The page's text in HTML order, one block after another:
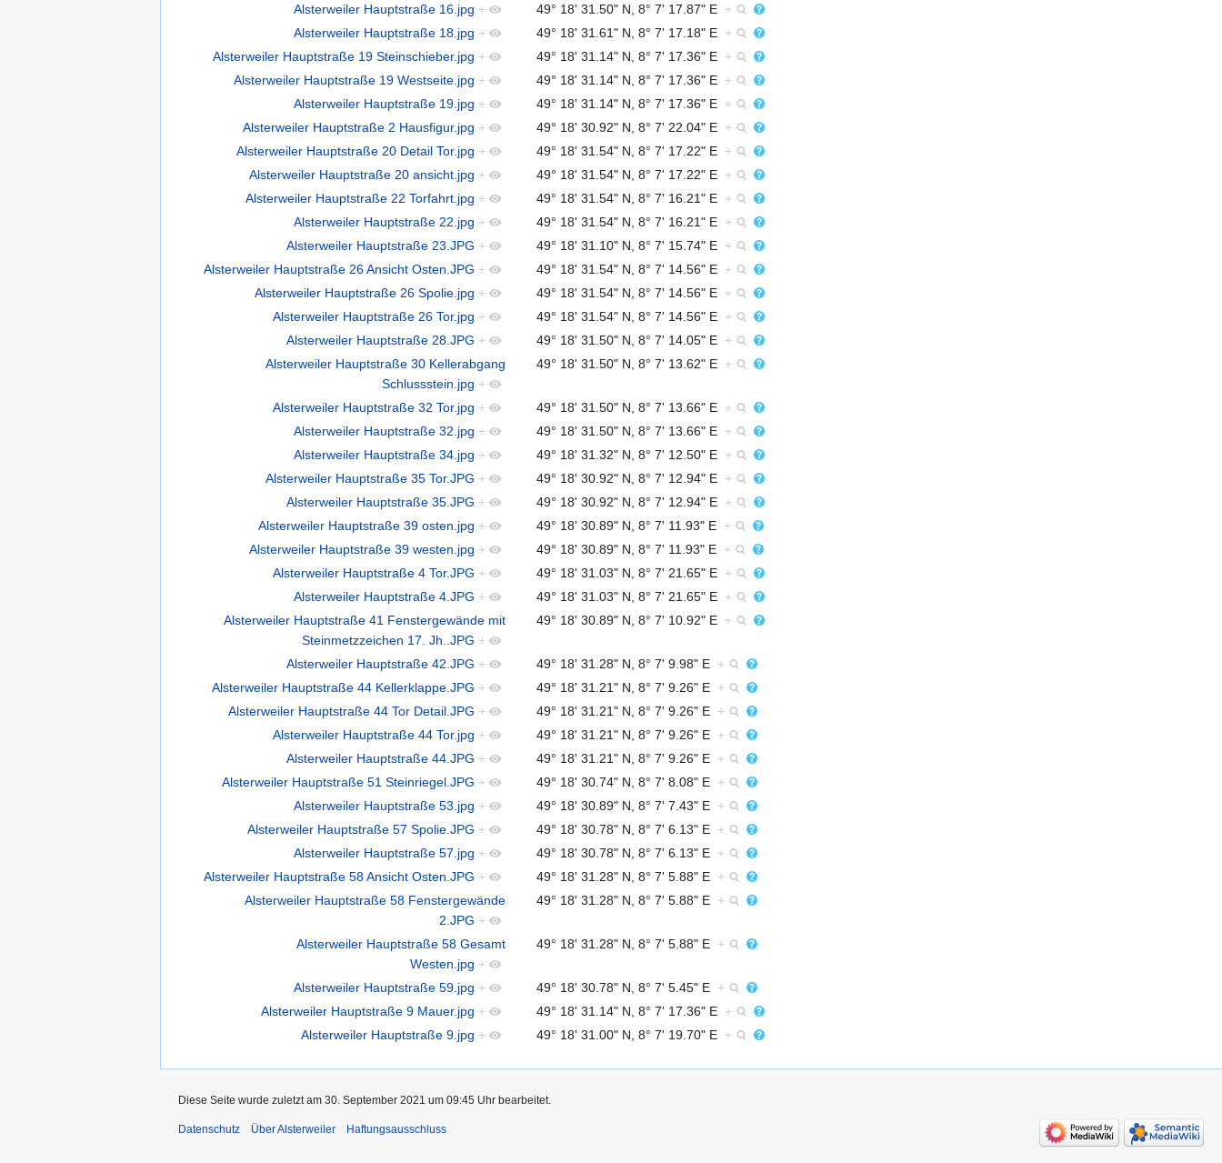
Alsterweiler Hauptstraße 16.jpg + 49° 18' 31.50" N, 8° 7' 17.87" E +
Alsterweiler Hauptstraße 18.jpg + 49° 18' 31.61" N, 8° 7' 17.18" E +
Alsterweiler Hauptstraße 19 Steinschieber.jpg + 49° 18' 31.14" N, 8° 7' 17.36" E +
Alsterweiler Hauptstraße 19 Westseite.jpg + 49° 18' 31.14" N, 8° 7' 17.36" E +
Alsterweiler Hauptstraße 19.jpg + 49° 18' 31.14" N, 8° 7' 17.36" E +
Alsterweiler Hauptstraße 2 Hausfigur.jpg + 49° 18' 30.92" N, 8° 7' 22.04" E +
Alsterweiler Hauptstraße 20 Detail Tor.jpg + 49° 18' 31.54" N, 8° 7' 17.22" E +
Alsterweiler Hauptstraße 20 ansicht.jpg + 49° 18' 31.54" N, 8° 7' 17.22" E +
Alsterweiler Hauptstraße 22 Torfahrt.jpg + 49° 18' 31.54" N, 8° 7' 16.21" E +
Alsterweiler Hauptstraße 22.jpg + 49° 18' 31.54" N, 8° 7' 16.21" E +
Alsterweiler Hauptstraße 23.JPG + 49° 18' 31.10" N, 8° 7' 15.74" E +
Alsterweiler Hauptstraße 26 Ansicht Osten.JPG + 49° 18' 31.54" N, 8° 7' 14.56" E +
Alsterweiler Hauptstraße 26 Spolie.jpg + 49° 18' 31.54" N, 8° 7' 14.56" E +
Alsterweiler Hauptstraße 26 Tor.jpg + 49° 18' 31.54" N, 8° 7' 14.56" E +
Alsterweiler Hauptstraße 28.JPG + 49° 18' 31.50" N, 8° 7' 14.05" E +
Alsterweiler Hauptstraße 30 Kellerabgang
Schlussstein.jpg +
49° 18' 31.50" N, 8° 7' 13.62" E +
Alsterweiler Hauptstraße 32 Tor.jpg + 49° 18' 31.50" N, 8° 7' 13.66" E +
Alsterweiler Hauptstraße 32.jpg + 49° 18' 31.50" N, 8° 7' 13.66" E +
Alsterweiler Hauptstraße 34.jpg + 49° 18' 31.32" N, 8° 7' 12.50" E +
Alsterweiler Hauptstraße 35 Tor.JPG + 49° 18' 30.92" N, 8° 7' 12.94" E +
Alsterweiler Hauptstraße 35.JPG + 49° 18' 30.92" N, 8° 7' 12.94" E +
Alsterweiler Hauptstraße 39 osten.jpg + 49° 18' 30.89" N, 8° 7' 11.93" E +
Alsterweiler Hauptstraße 39 westen.jpg + 49° 18' 30.89" N, 8° 7' 11.93" E +
Alsterweiler Hauptstraße 4 Tor.JPG + 49° 18' 31.03" N, 8° 7' 21.65" E +
Alsterweiler Hauptstraße 4.JPG + 49° 18' 31.03" N, 8° 7' 21.65" E +
Alsterweiler Hauptstraße 41 Fenstergewände mit
Steinmetzzeichen 17. Jh..JPG +
49° 18' 30.89" N, 8° 7' 10.92" E +
Alsterweiler Hauptstraße 42.JPG + 49° 18' 31.28" N, 8° 7' 9.98" E +
Alsterweiler Hauptstraße 44 Kellerklappe.JPG + 49° 18' 31.21" N, 8° 7' 9.26" E +
Alsterweiler Hauptstraße 44 Tor Detail.JPG + 49° 18' 31.21" N, 8° 7' 9.26" E +
Alsterweiler Hauptstraße 44 Tor.jpg + 49° 18' 31.21" N, 8° 7' 9.26" E +
Alsterweiler Hauptstraße 44.JPG + 49° 18' 31.21" N, 8° 7' 9.26" E +
Alsterweiler Hauptstraße 51 Steinriegel.JPG + 49° 18' 30.74" N, 8° 7' 8.08" E +
Alsterweiler Hauptstraße 53.jpg + 49° 18' 30.89" N, 8° 7' 7.43" E +
Alsterweiler Hauptstraße 57 Spolie.JPG + 49° 18' 30.78" N, 8° 7' 6.13" E +
Alsterweiler Hauptstraße 57.jpg + 49° 18' 30.78" N, 8° 7' 6.13" E +
Alsterweiler Hauptstraße 58 Ansicht Osten.JPG + 49° 18' 31.28" N, 8° 7' 5.88" E +
Alsterweiler Hauptstraße 58 Fenstergewände
2.JPG +
49° 18' 31.28" N, 8° 7' 5.88" E +
Alsterweiler Hauptstraße 58 Gesamt
Westen.jpg +
49° 18' 31.28" N, 8° 7' 5.88" E +
Alsterweiler Hauptstraße 59.jpg + 49° 18' 30.78" N, 8° 7' 5.45" E +
Alsterweiler Hauptstraße 9 Mauer.jpg + 49° 18' 31.14" N, 8° 7' 17.36" E +
Alsterweiler Hauptstraße 9.jpg + 49° 18' 31.00" N, 8° 7' 19.70" E +
Diese Seite wurde zuletzt am 30. September 2021 um 09:45 Uhr bearbeitet.
Datenschutz Über Alsterweiler Haftungsausschluss